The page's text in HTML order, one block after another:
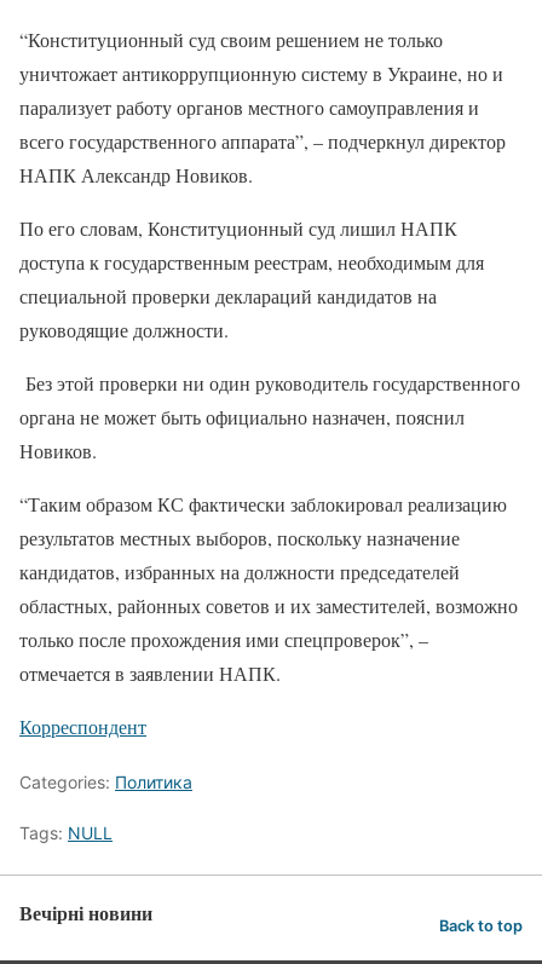
“Конституционный суд своим решением не только
уничтожает антикоррупционную систему в Украине, но и
парализует работу органов местного самоуправления и
всего государственного аппарата”, – подчеркнул директор
НАПК Александр Новиков.
По его словам, Конституционный суд лишил НАПК
доступа к государственным реестрам, необходимым для
специальной проверки деклараций кандидатов на
руководящие должности.
Без этой проверки ни один руководитель государственного
органа не может быть официально назначен, пояснил
Новиков.
“Таким образом КС фактически заблокировал реализацию
результатов местных выборов, поскольку назначение
кандидатов, избранных на должности председателей
областных, районных советов и их заместителей, возможно
только после прохождения ими спецпроверок”, –
отмечается в заявлении НАПК.
Корреспондент
Categories: Политика
Tags: NULL
Вечірні новини Back to top